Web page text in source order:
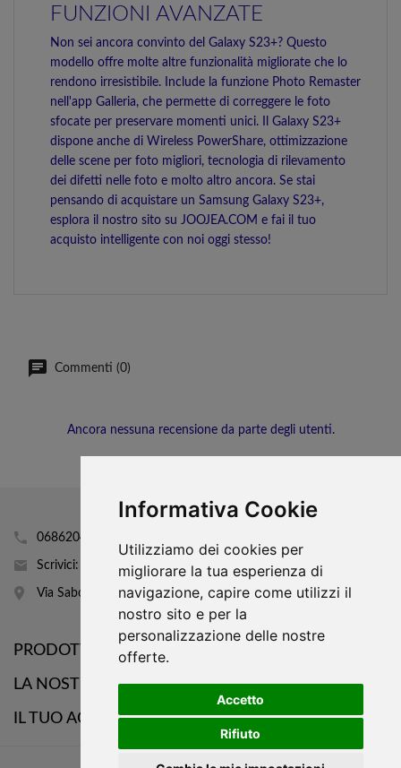
Informativa Cookie
Utilizziamo dei cookies per
migliorare la tua esperienza di
navigazione, capire come utilizzi il
nostro sito e per la
personalizzazione delle nostre
offerte.
Accetto
Rifiuto
FUNZIONI AVANZATE
Non sei ancora convinto del Galaxy S23+? Questo
modello offre molte altre funzionalità migliorate che lo
rendono irresistibile. Include la funzione Photo Remaster
nell'app Galleria, che permette di correggere le foto
sfocate per preservare momenti unici. Il Galaxy S23+
dispone anche di Wireless PowerShare, ottimizzazione
delle scene per foto migliori, tecnologia di rilevamento
dei difetti nelle foto e molto altro ancora. Se stai
pensando di acquistare un Samsung Galaxy S23+,
esplora il nostro sito su JOOJEA.COM e fai il tuo
acquisto intelligente con noi oggi stesso!
Commenti (0)
Ancora nessuna recensione da parte degli utenti.
0686204160
Scrivici: info@mobhi.it
Via Sabotino 43
PRODOTTI
LA NOSTRA AZIENDA 
IL TUO ACCOUNT 